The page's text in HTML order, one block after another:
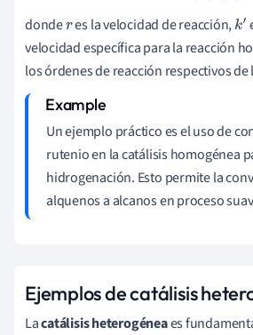
donderes la velocidad de reacción,k′
velocidad específica para la reacción
los órdenes de reacción respectivos
Un ejemplo práctico es el uso de
rutenio en la catálisis homogénea
hidrogenación. Esto permite la
alquenos a alcanos en proceso
Ejemplos de catálisis
Lacatálisis heterogéneaes